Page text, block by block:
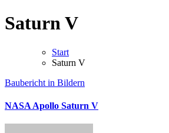
Saturn V
Start
Saturn V
Baubericht in Bildern
NASA Apollo Saturn V